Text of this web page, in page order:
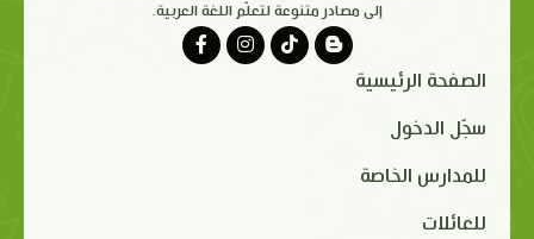
إلى مصادر متنوعة لتعلّم اللغة العربية.
الصفحة الرئيسية
سجّل الدخول
للمدارس الخاصة
للعائلات